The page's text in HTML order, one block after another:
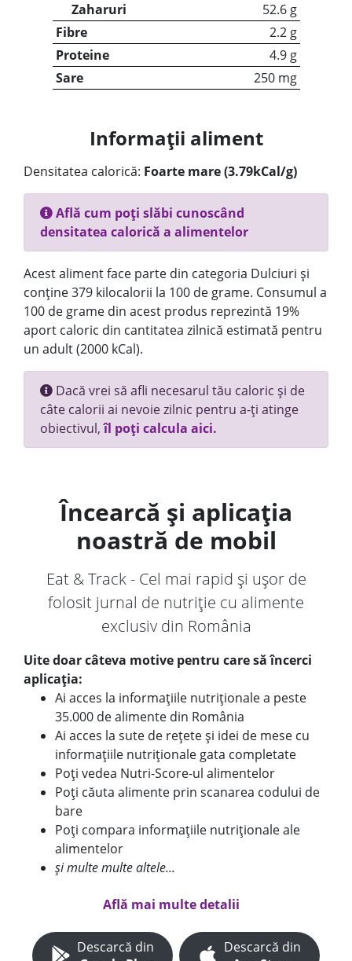
Zaharuri
52.6 g
Fibre
2.2 g
Proteine
4.9 g
Sare
250 mg
Informații aliment
Densitatea calorică: Foarte mare (3.79kCal/g)
Află cum poți slăbi cunoscând
densitatea calorică a alimentelor
Acest aliment face parte din categoria Dulciuri și
conține 379 kilocalorii la 100 de grame. Consumul a
100 de grame din acest produs reprezintă 19%
aport caloric din cantitatea zilnică estimată pentru
un adult (2000 kCal).
Dacă vrei să afli necesarul tău caloric și de
câte calorii ai nevoie zilnic pentru a-ți atinge
obiectivul,îl poți calcula aici.
Încearcă și aplicația
noastră de mobil
Eat & Track - Cel mai rapid și ușor de
folosit jurnal de nutriție cu alimente
exclusiv din România
Uite doar câteva motive pentru care să încerci
aplicația:
Ai acces la informațiile nutriționale a peste
35.000 de alimente din România
Ai acces la sute de rețete și idei de mese cu
informațiile nutriționale gata completate
Poți vedea Nutri-Score-ul alimentelor
Poți căuta alimente prin scanarea codului de
bare
Poți compara informațiile nutriționale ale
alimentelor
și multe multe altele...
Află mai multe detalii
Descarcă din
Descarcă din